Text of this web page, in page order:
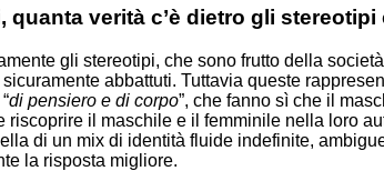
quanta verità c’è dietro gli
gli stereotipi, che sono frutto della
abbattuti. Tuttavia queste
di pensiero e di corpo”, che fanno sì che il
riscoprire il maschile e il femminile nella loro
di un mix di identità fluide indefinite,
la risposta migliore.